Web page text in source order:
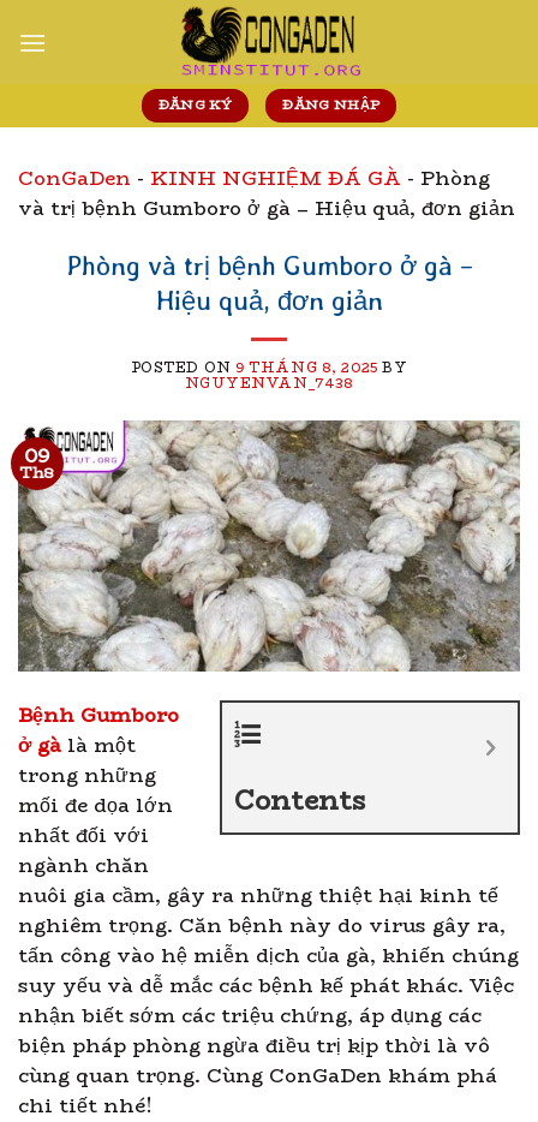
ĐĂNG KÝ ĐĂNG NHẬP
ConGaDen - KINH NGHIỆM ĐÁ GÀ - Phòng
và trị bệnh Gumboro ở gà – Hiệu quả, đơn giản
Phòng và trị bệnh Gumboro ở gà –
Hiệu quả, đơn giản
POSTED ON9 THÁNG 8, 2025 BY
NGUYENVAN_7438
09
Th8
Contents
Bệnh Gumboro
ở gà là một
trong những
mối đe dọa lớn
nhất đối với
ngành chăn
nuôi gia cầm, gây ra những thiệt hại kinh tế
nghiêm trọng. Căn bệnh này do virus gây ra,
tấn công vào hệ miễn dịch của gà, khiến chúng
suy yếu và dễ mắc các bệnh kế phát khác. Việc
nhận biết sớm các triệu chứng, áp dụng các
biện pháp phòng ngừa điều trị kịp thời là vô
cùng quan trọng. Cùng ConGaDen khám phá
chi tiết nhé!